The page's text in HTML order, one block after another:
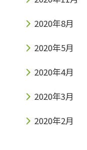
2020年8月
2020年5月
2020年4月
2020年3月
2020年2月